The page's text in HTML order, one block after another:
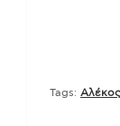
Tags: